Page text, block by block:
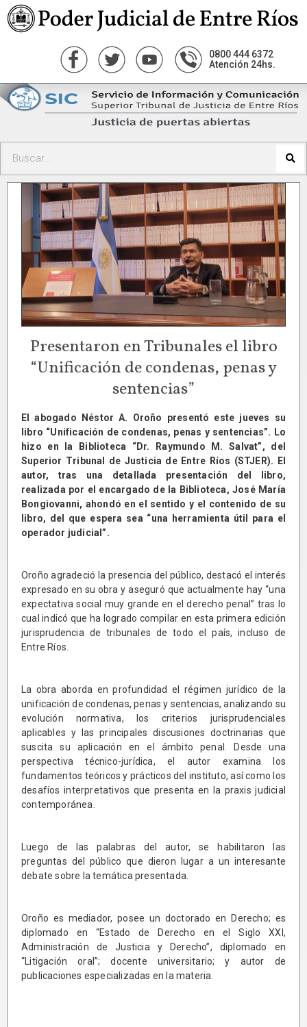
0800 444 6372
Atención 24hs.
Presentaron en Tribunales el libro
“Unificación de condenas, penas y
sentencias”
El abogado Néstor A. Oroño presentó este jueves su
libro “Unificación de condenas, penas y sentencias”. Lo
hizo en la Biblioteca “Dr. Raymundo M. Salvat”, del
Superior Tribunal de Justicia de Entre Ríos (STJER). El
autor, tras una detallada presentación del libro,
realizada por el encargado de la Biblioteca, José María
Bongiovanni, ahondó en el sentido y el contenido de su
libro, del que espera sea “una herramienta útil para el
operador judicial”.
Oroño agradeció la presencia del público, destacó el interés
expresado en su obra y aseguró que actualmente hay “una
expectativa social muy grande en el derecho penal” tras lo
cual indicó que ha logrado compilar en esta primera edición
jurisprudencia de tribunales de todo el país, incluso de
Entre Ríos.
La obra aborda en profundidad el régimen jurídico de la
unificación de condenas, penas y sentencias, analizando su
evolución normativa, los criterios jurisprudenciales
aplicables y las principales discusiones doctrinarias que
suscita su aplicación en el ámbito penal. Desde una
perspectiva técnico-jurídica, el autor examina los
fundamentos teóricos y prácticos del instituto, así como los
desafíos interpretativos que presenta en la praxis judicial
contemporánea.
Luego de las palabras del autor, se habilitaron las
preguntas del público que dieron lugar a un interesante
debate sobre la temática presentada.
Oroño es mediador, posee un doctorado en Derecho; es
diplomado en “Estado de Derecho en el Siglo XXI,
Administración de Justicia y Derecho”, diplomado en
“Litigación oral”; docente universitario; y autor de
publicaciones especializadas en la materia.